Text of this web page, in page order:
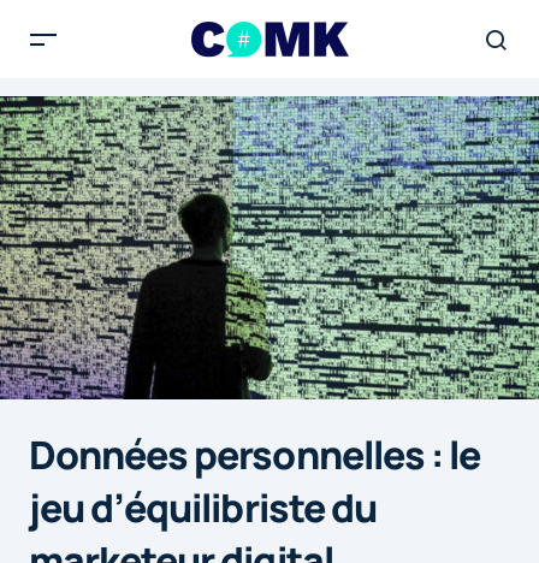
Données personnelles : le
jeu d’équilibriste du